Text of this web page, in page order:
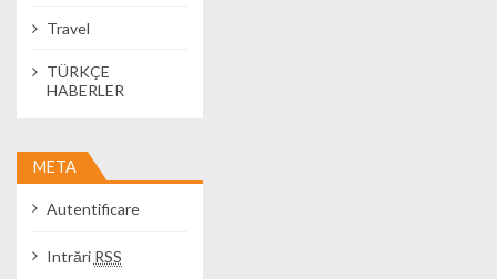
Travel
TÜRKÇE
HABERLER
META
Autentificare
Intrări RSS